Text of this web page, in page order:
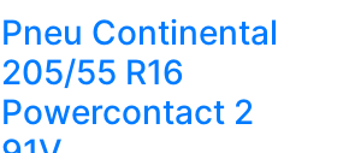
Pneu Continental
205/55 R16
Powercontact 2